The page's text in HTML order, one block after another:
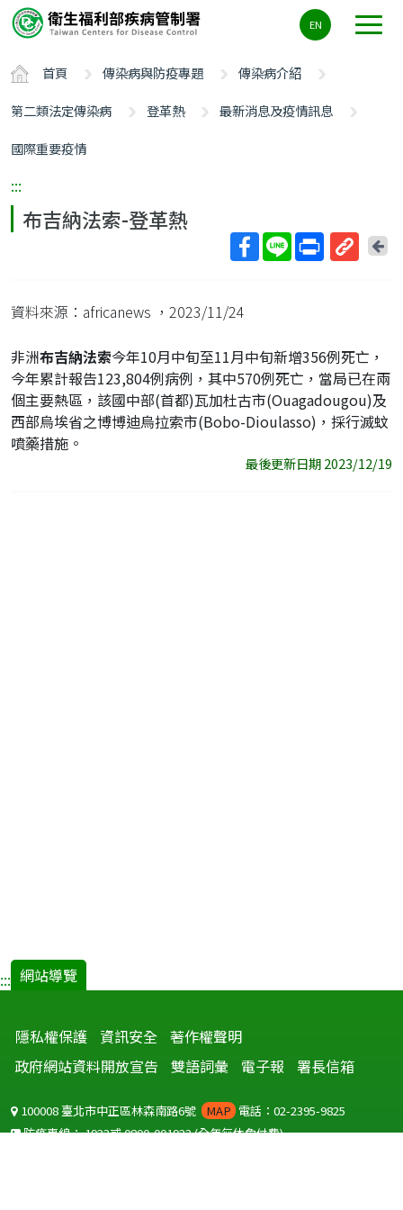
要
容
ALT+C
EN
首頁 傳染病與防疫專題
傳染病介紹
第二類法定傳染病
登革熱
最新消息及疫情訊息
國際重要疫情
:::
布吉納法索-登革熱
址
回
資料來源：africanews ，2023/11/24
非洲布吉納法索今年10月中旬至11月中旬新增356例死亡，
今年累計報告123,804例病例，其中570例死亡，當局已在兩
個主要熱區，該國中部(首都)瓦加杜古市(Ouagadougou)及
西部烏埃省之博博迪烏拉索市(Bobo-Dioulasso)，採行滅蚊
噴藥措施。
最後更新日期 2023/12/19
::: 網站導覽
隱私權保護 資訊安全 著作權聲明
政府網站資料開放宣告
雙語詞彙 電子報 署長信箱
100008 臺北市中正區林森南路6號 MAP 電話：02-2395-9825
防疫專線：1922或0800-001922(全年無休免付費)